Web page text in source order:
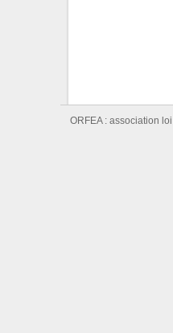
ORFEA : association